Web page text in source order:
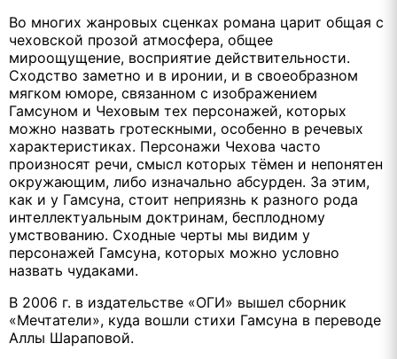
Во многих жанровых сценках романа царит общая с
чеховской прозой атмосфера, общее
мироощущение, восприятие действительности.
Сходство заметно и в иронии, и в своеобразном
мягком юморе, связанном с изображением
Гамсуном и Чеховым тех персонажей, которых
можно назвать гротескными, особенно в речевых
характеристиках. Персонажи Чехова часто
произносят речи, смысл которых тёмен и непонятен
окружающим, либо изначально абсурден. За этим,
как и у Гамсуна, стоит неприязнь к разного рода
интеллектуальным доктринам, бесплодному
умствованию. Сходные черты мы видим у
персонажей Гамсуна, которых можно условно
назвать чудаками.
В 2006 г. в издательстве «ОГИ» вышел сборник
«Мечтатели», куда вошли стихи Гамсуна в переводе
Аллы Шараповой.